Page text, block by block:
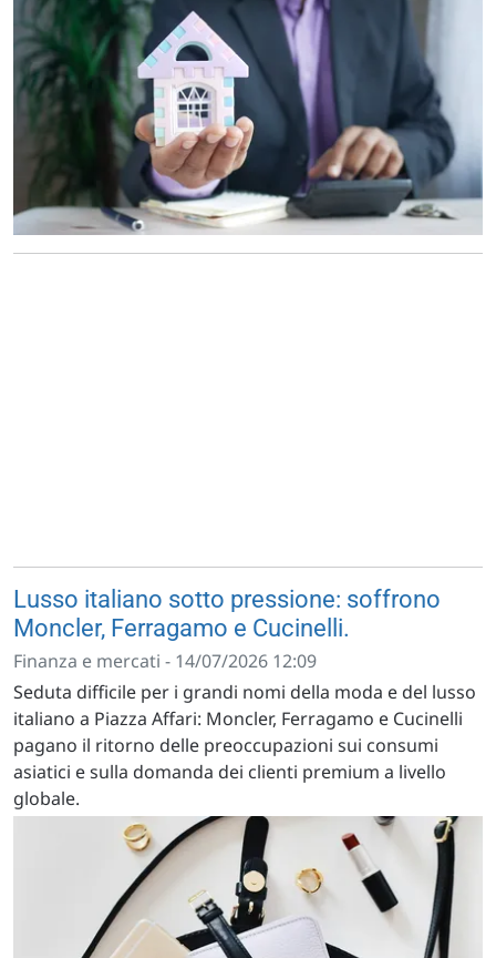
Lusso italiano sotto pressione: soffrono
Moncler, Ferragamo e Cucinelli.
Finanza e mercati - 14/07/2026 12:09
Seduta difficile per i grandi nomi della moda e del lusso
italiano a Piazza Affari: Moncler, Ferragamo e Cucinelli
pagano il ritorno delle preoccupazioni sui consumi
asiatici e sulla domanda dei clienti premium a livello
globale.